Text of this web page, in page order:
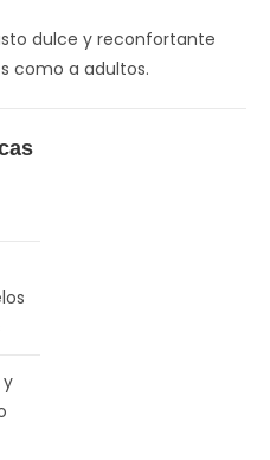
dulce y reconfortante
como a adultos.
y